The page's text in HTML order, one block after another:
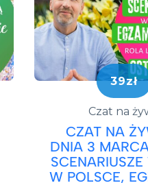
39zł
Czat na
CZAT NA
DNIA 3
W POLSCE,